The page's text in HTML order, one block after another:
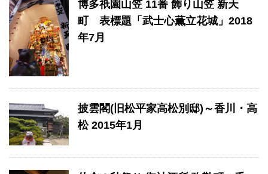
博多祇園山笠 11番 飾り山笠 新天
町 表標題「武士心薫立花城」2018
年7月
披雲閣(旧松平家高松別邸)～香川・高
松 2015年1月